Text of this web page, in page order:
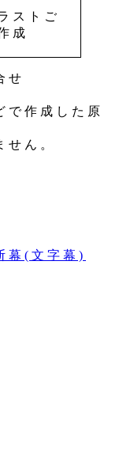
ストご
成
せ
で作成した原
せん。
幕(文字幕)